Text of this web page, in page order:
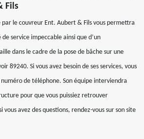
Fils
le couvreur Ent. Aubert & Fils vous permettra
service impeccable ainsi que d’un
dans le cadre de la pose de bâche sur une
89240. Si vous avez besoin de ses services, vous
numéro de téléphone. Son équipe interviendra
pour que vous puissiez retrouver
vous avez des questions, rendez-vous sur son site